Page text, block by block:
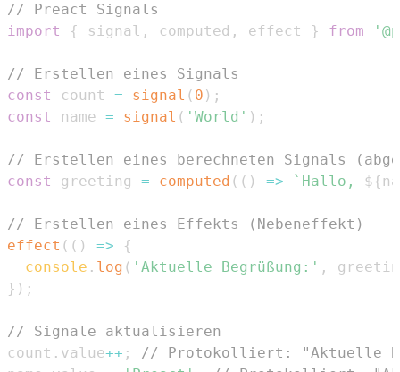
// Preact Signals
import
{ signal , computed , effect } from
// Erstellen eines Signals
const
count = signal ( 0 ) ;
const
name = signal ( 'World' ) ;
// Erstellen eines berechneten Signals
const
greeting = computed ( ( ) => ` Hallo, ${
// Erstellen eines Effekts (Nebeneffekt)
effect ( ( ) =>
{
console . log ( 'Aktuelle Begrüßung:' ,
} ) ;
// Signale aktualisieren
count . value++ ;
// Protokolliert: "Aktuelle